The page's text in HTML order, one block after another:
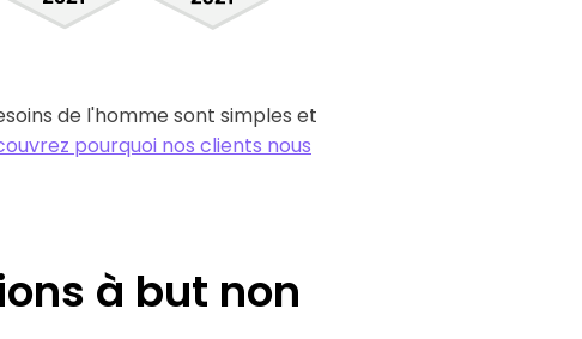
de l'homme sont simples et
pourquoi nos clients nous
à but non